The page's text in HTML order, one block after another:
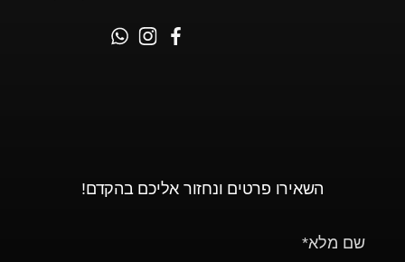
השאירו פרטים ונחזור אליכם בהקדם!